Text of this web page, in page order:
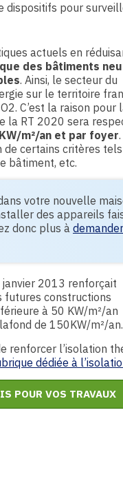
dispositifs pour
actuels en
des bâtiments
. Ainsi, le secteur du
sur le territoire
C’est la raison pour
la RT 2020 sera
m²/an et par foyer.
certains critères
bâtiment, etc.
votre nouvelle
des appareils
donc plus à demander
2013 renforçait
futures constructions
à 50 KW/m²/an
de 150KW/m²/an.
renforcer l’isolation
dédiée à
POUR VOS TRAVAUX